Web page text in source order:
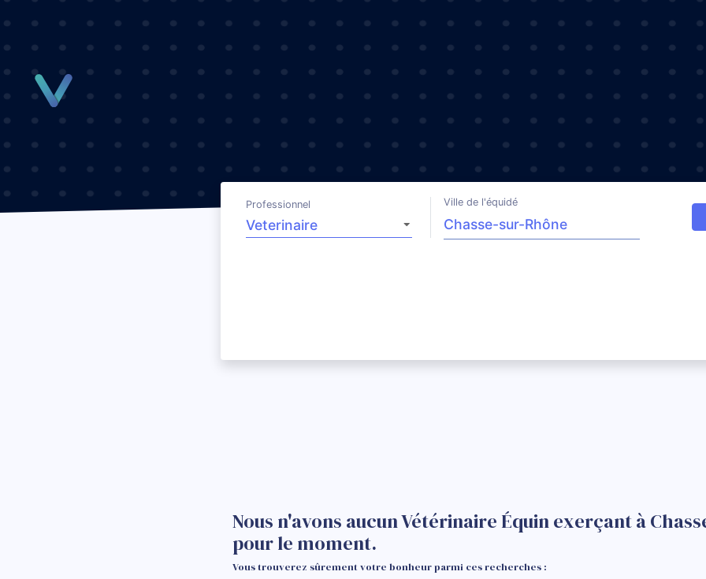
Professionnel Ville de l'équidé
Nous n'avons aucun Vétérinaire Équin exerçant à
pour le moment.
Vous trouverez sûrement votre bonheur parmi ces recherches :